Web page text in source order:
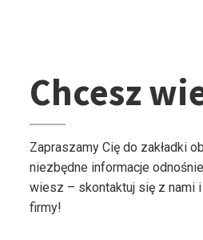
Chcesz
Zapraszamy Cię do zakładki
niezbędne informacje
wiesz – skontaktuj się z nami
firmy!